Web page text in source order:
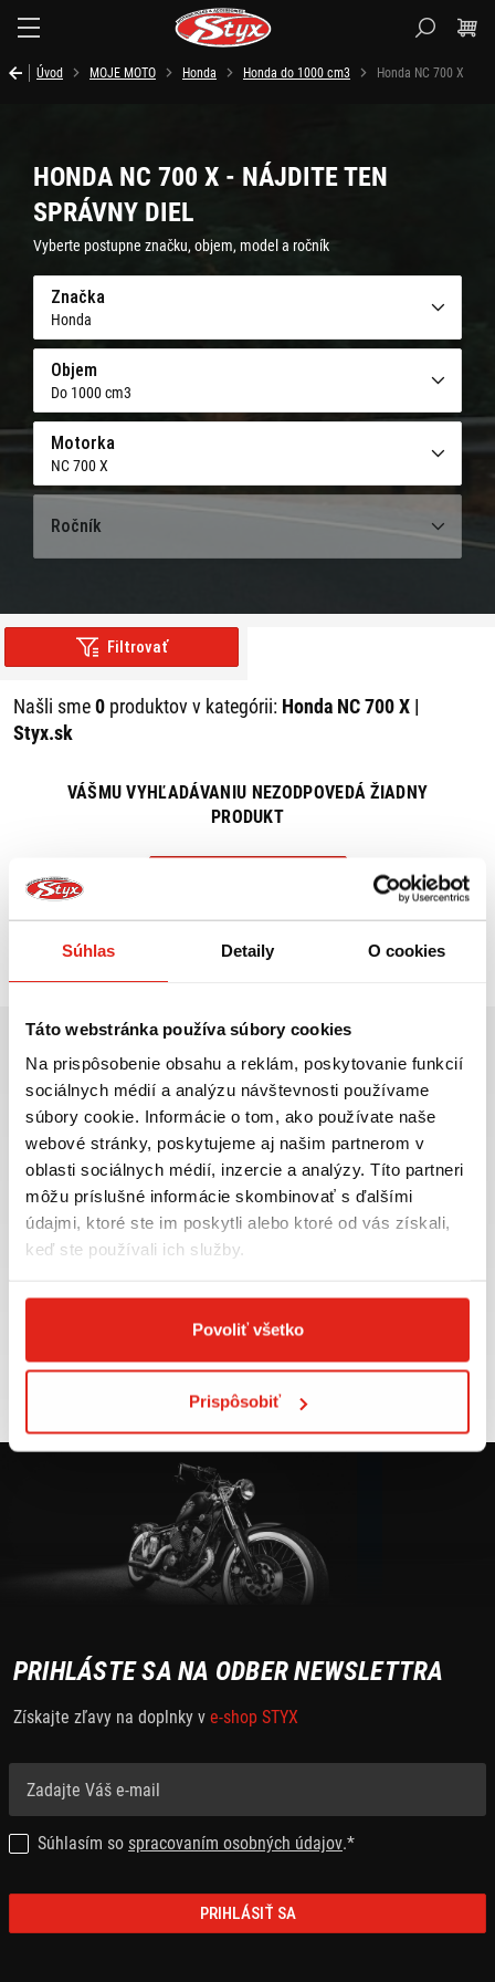
Súhlas Detaily O cookies
Táto webstránka používa súbory cookies
Na prispôsobenie obsahu a reklám, poskytovanie funkcií
sociálnych médií a analýzu návštevnosti používame
súbory cookie. Informácie o tom, ako používate naše
webové stránky, poskytujeme aj našim partnerom v
oblasti sociálnych médií, inzercie a analýzy. Títo partneri
môžu príslušné informácie skombinovať s ďalšími
údajmi, ktoré ste im poskytli alebo ktoré od vás získali,
keď ste používali ich služby.
Povoliť všetko
Prispôsobiť
Úvod MOJE MOTO Honda Honda do 1000 cm3 Honda NC 700 X
HONDA NC 700 X - NÁJDITE TEN
SPRÁVNY DIEL
Vyberte postupne značku, objem, model a ročník
Značka
Honda
Objem
Do 1000 cm3
Motorka
NC 700 X
Ročník
Filtrovať
Našli sme0 produktov v kategórii: Honda NC 700 X |
Styx.sk
VÁŠMU VYHĽADÁVANIU NEZODPOVEDÁ ŽIADNY
PRODUKT
Najväčší výber moto
príslušenstva ihneď k
odberu
Doprava ZADARMO pre
objednávky nad 50€ v rámci
SR
PRIHLÁSTE SA NA ODBER NEWSLETTRA
Získajte zľavy na doplnky v e-shop STYX
Súhlasím so spracovaním osobných údajov.*
PRIHLÁSIŤ SA